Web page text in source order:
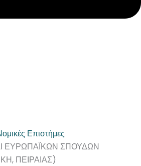
Επιστήμες
ΕΥΡΩΠΑΪΚΩΝ ΣΠΟΥΔΩΝ
ΠΕΙΡΑΙΑΣ)